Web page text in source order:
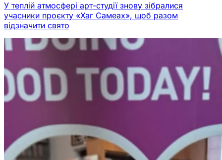
У теплій атмосфері арт-студії знову зібралися
учасники проєкту «Хаг Самеах», щоб разом
відзначити свято